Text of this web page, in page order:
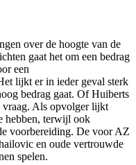
over de hoogte van de
gaat het om een bedrag
een
lijkt er in ieder geval sterk
bedrag gaat. Of Huiberts
vraag. Als opvolger lijkt
hebben, terwijl ook
voorbereiding. De voor AZ
en oude vertrouwde
spelen.